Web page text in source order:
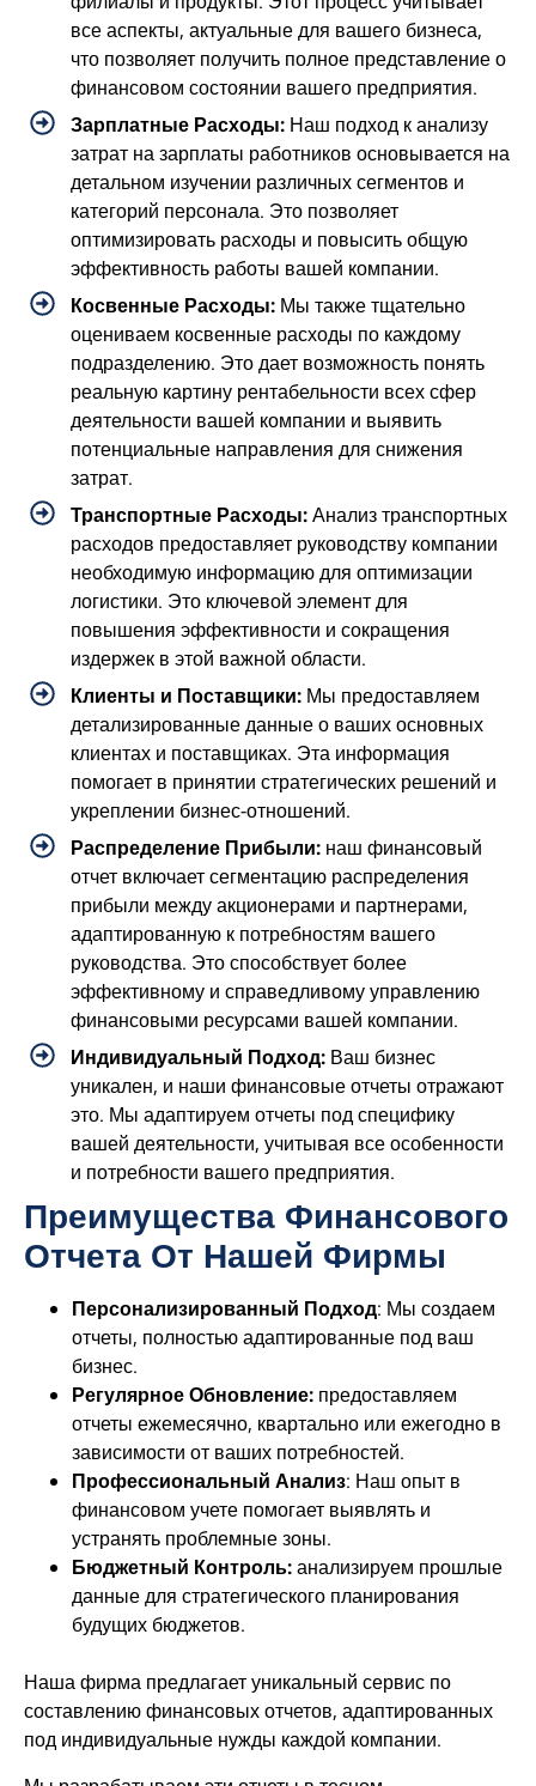
все аспекты, актуальные для вашего бизнеса,
что позволяет получить полное представление о
финансовом состоянии вашего предприятия.
Зарплатные Расходы: Наш подход к анализу
затрат на зарплаты работников основывается на
детальном изучении различных сегментов и
категорий персонала. Это позволяет
оптимизировать расходы и повысить общую
эффективность работы вашей компании.
Косвенные Расходы: Мы также тщательно
оцениваем косвенные расходы по каждому
подразделению. Это дает возможность понять
реальную картину рентабельности всех сфер
деятельности вашей компании и выявить
потенциальные направления для снижения
затрат.
Транспортные Расходы:Анализ транспортных
расходов предоставляет руководству компании
необходимую информацию для оптимизации
логистики. Это ключевой элемент для
повышения эффективности и сокращения
издержек в этой важной области.
Клиенты и Поставщики: Мы предоставляем
детализированные данные о ваших основных
клиентах и поставщиках. Эта информация
помогает в принятии стратегических решений и
укреплении бизнес-отношений.
Распределение Прибыли: наш финансовый
отчет включает сегментацию распределения
прибыли между акционерами и партнерами,
адаптированную к потребностям вашего
руководства. Это способствует более
эффективному и справедливому управлению
финансовыми ресурсами вашей компании.
Индивидуальный Подход: Ваш бизнес
уникален, и наши финансовые отчеты отражают
это. Мы адаптируем отчеты под специфику
вашей деятельности, учитывая все особенности
и потребности вашего предприятия.
Преимущества Финансового
Отчета От Нашей Фирмы
Персонализированный Подход: Мы создаем
отчеты, полностью адаптированные под ваш
бизнес.
Регулярное Обновление: предоставляем
отчеты ежемесячно, квартально или ежегодно в
зависимости от ваших потребностей.
Профессиональный Анализ: Наш опыт в
финансовом учете помогает выявлять и
устранять проблемные зоны.
Бюджетный Контроль:анализируем прошлые
данные для стратегического планирования
будущих бюджетов.
Наша фирма предлагает уникальный сервис по
составлению финансовых отчетов, адаптированных
под индивидуальные нужды каждой компании.